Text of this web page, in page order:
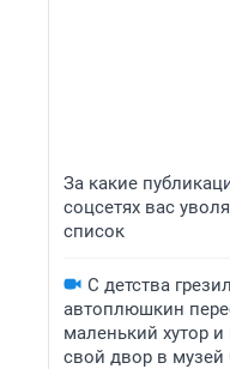
За какие
соцсетях вас
список
С детства
автоплюшкин
маленький хутор и
свой двор в